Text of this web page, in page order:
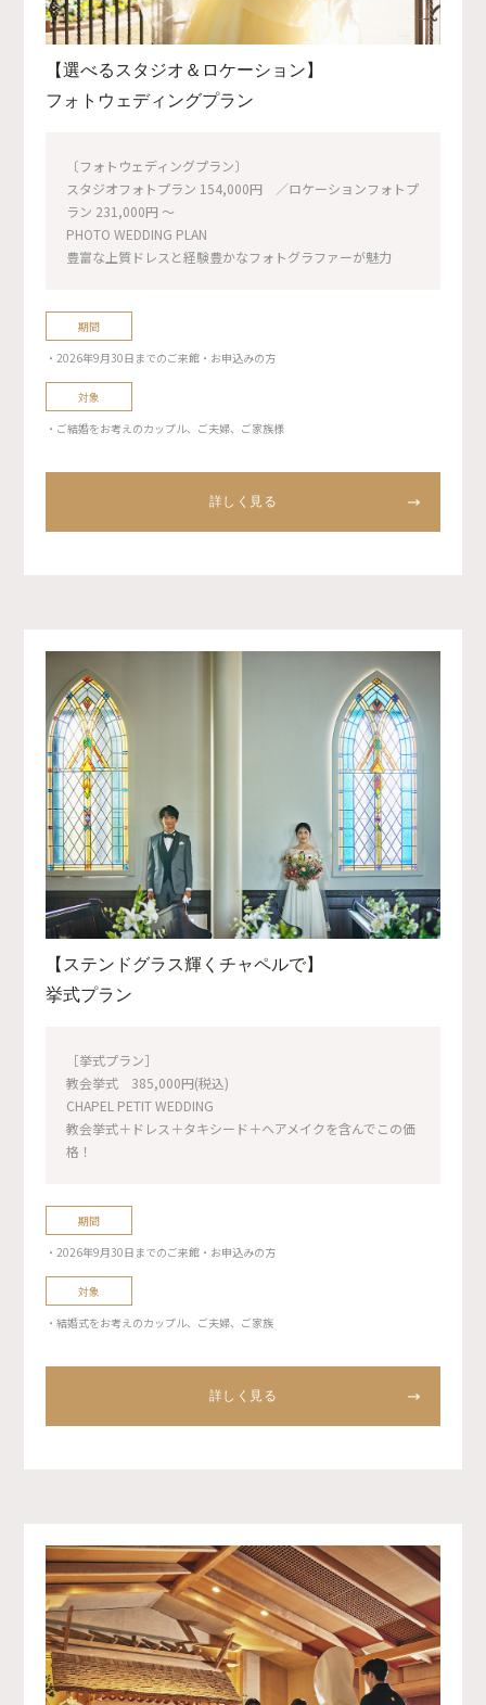
【選べるスタジオ＆ロケーション】
フォトウェディングプラン
〔フォトウェディングプラン〕
スタジオフォトプラン 154,000円 ／ロケーションフォトプ
ラン 231,000円 〜
PHOTO WEDDING PLAN
豊富な上質ドレスと経験豊かなフォトグラファーが魅力
期間
・2026年9月30日までのご来館・お申込みの方
対象
・ご結婚をお考えのカップル、ご夫婦、ご家族様
詳しく見る
【ステンドグラス輝くチャペルで】
挙式プラン
［挙式プラン］
教会挙式 385,000円(税込)
CHAPEL PETIT WEDDING
教会挙式＋ドレス＋タキシード＋ヘアメイクを含んでこの価
格！
期間
・2026年9月30日までのご来館・お申込みの方
対象
・結婚式をお考えのカップル、ご夫婦、ご家族
詳しく見る